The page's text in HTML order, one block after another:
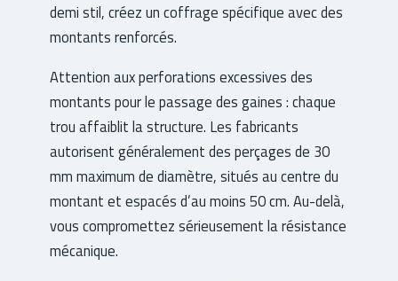
demi stil, créez un coffrage spécifique avec des
montants renforcés.
Attention aux perforations excessives des
montants pour le passage des gaines : chaque
trou affaiblit la structure. Les fabricants
autorisent généralement des perçages de 30
mm maximum de diamètre, situés au centre du
montant et espacés d’au moins 50 cm. Au-delà,
vous compromettez sérieusement la résistance
mécanique.